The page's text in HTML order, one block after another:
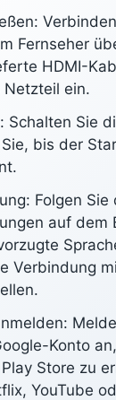
Fernseher
HDMI-
Netzteil ein.
Schalten Sie
bis der
Folgen Sie
auf dem
Verbindung
Konto
Store zu
YouTube